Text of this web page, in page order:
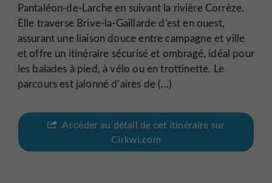
Pantaléon-de-Larche en suivant la rivière Corrèze.
Elle traverse Brive-la-Gaillarde d’est en ouest,
assurant une liaison douce entre campagne et ville
et offre un itinéraire sécurisé et ombragé, idéal pour
les balades à pied, à vélo ou en trottinette. Le
parcours est jalonné d’aires de (...)
Accéder au détail de cet itinéraire sur
Cirkwi.com